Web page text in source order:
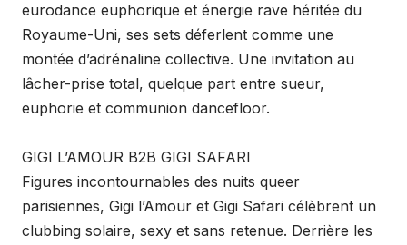
eurodance euphorique et énergie rave héritée du
Royaume-Uni, ses sets déferlent comme une
montée d’adrénaline collective. Une invitation au
lâcher-prise total, quelque part entre sueur,
euphorie et communion dancefloor.
GIGI L’AMOUR B2B GIGI SAFARI
Figures incontournables des nuits queer
parisiennes, Gigi l’Amour et Gigi Safari célèbrent un
clubbing solaire, sexy et sans retenue. Derrière les